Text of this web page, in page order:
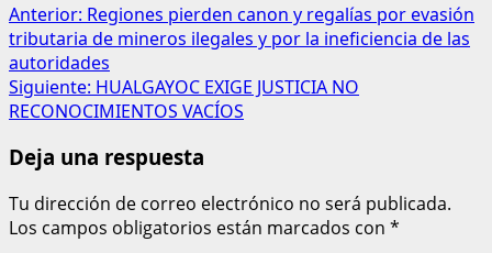
Anterior: Regiones pierden canon y regalías por evasión
tributaria de mineros ilegales y por la ineficiencia de las
autoridades
Siguiente: HUALGAYOC EXIGE JUSTICIA NO
RECONOCIMIENTOS VACÍOS
Deja una respuesta
Tu dirección de correo electrónico no será publicada.
Los campos obligatorios están marcados con *